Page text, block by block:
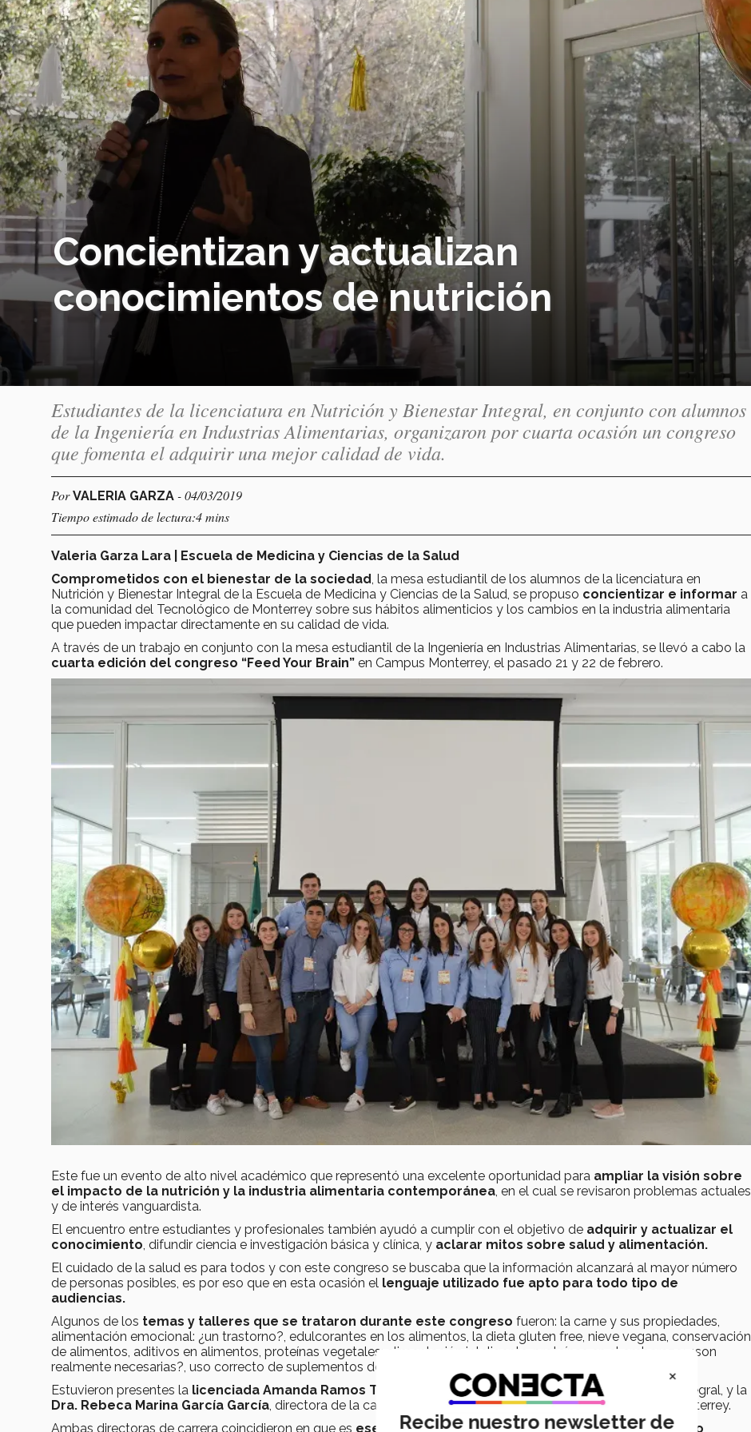
Concientizan y actualizan
conocimientos de nutrición
Estudiantes de la licenciatura en Nutrición y Bienestar Integral, en conjunto con alumnos
de la Ingeniería en Industrias Alimentarias, organizaron por cuarta ocasión un congreso
que fomenta el adquirir una mejor calidad de vida.
PorVALERIA GARZA - 04/03/2019
Tiempo estimado de lectura:4 mins
Valeria Garza Lara | Escuela de Medicina y Ciencias de la Salud
Comprometidos con el bienestar de la sociedad , la mesa estudiantil de los alumnos de la licenciatura en
Nutrición y Bienestar Integral de la Escuela de Medicina y Ciencias de la Salud, se propuso concientizar e informar a
la comunidad del Tecnológico de Monterrey sobre sus hábitos alimenticios y los cambios en la industria alimentaria
que pueden impactar directamente en su calidad de vida.
A través de un trabajo en conjunto con la mesa estudiantil de la Ingeniería en Industrias Alimentarias, se llevó a cabo la
cuarta edición del congreso “Feed Your Brain” en Campus Monterrey, el pasado 21 y 22 de febrero.
Este fue un evento de alto nivel académico que representó una excelente oportunidad para ampliar la visión sobre
el impacto de la nutrición y la industria alimentaria contemporánea, en el cual se revisaron problemas actuales
y de interés vanguardista.
El encuentro entre estudiantes y profesionales también ayudó a cumplir con el objetivo de adquirir y actualizar el
conocimiento, difundir ciencia e investigación básica y clínica, y aclarar mitos sobre salud y alimentación.
El cuidado de la salud es para todos y con este congreso se buscaba que la información alcanzará al mayor número
de personas posibles, es por eso que en esta ocasión el lenguaje utilizado fue apto para todo tipo de
audiencias.
Algunos de los temas y talleres que se trataron durante este congreso fueron: la carne y sus propiedades,
alimentación emocional: ¿un trastorno?, edulcorantes en los alimentos, la dieta gluten free, nieve vegana, conservación
de alimentos, aditivos en alimentos, proteínas vegetales: alimentación inteligente, proteínas en el embarazo: ¿son
realmente necesarias?, uso correcto de suplementos de proteína de acuerdo a la ciencia, entre otros.
Estuvieron presentes la licenciada Amanda Ramos Trujillo
, directora de la carrera Nutrición y Bienestar Integral, y la
Dra. Rebeca Marina García García, directora de la carrera Industrias Alimentarias en el Tecnológico de Monterrey.
Ambas directoras de carrera coincidieron en que es esencial la unión de ambas profesiones en el mundo
×
Recibe nuestro newsletter de